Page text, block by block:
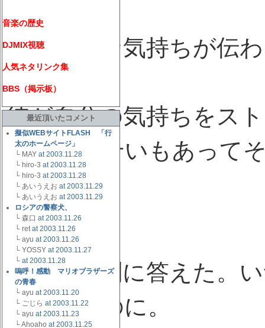
音楽の歴史
DJMIX視聴
人気ネタリンク集
BBS（掲示板）
最近頂いたコメント
擬似WEBサイトFLASH 「行
太のホームページ」
└ MAY at 2003.11.28
└ hiro-3 at 2003.11.28
└ hiro-3 at 2003.11.28
└ あいうえお at 2003.11.29
└ あいうえお at 2003.11.29
ロシアの警察犬、
└ 森口 at 2003.11.26
└ retat 2003.11.26
└ ayu at 2003.11.26
└ YOSSY at 2003.11.27
└ at 2003.11.28
嗚呼！感動 マリオブラザーズ
の青春
└ ayu at 2003.11.20
└ ごじら at 2003.11.22
└ ayu at 2003.11.23
└ Ahoaho at 2003.11.25
しかった。
彼の正直な気持ちが伝
からだ。
彼が自分の気持ちをス
なかったせいもあって
た。
「いいよ」
彼女は真剣に答えた。
飛ばせるのに。